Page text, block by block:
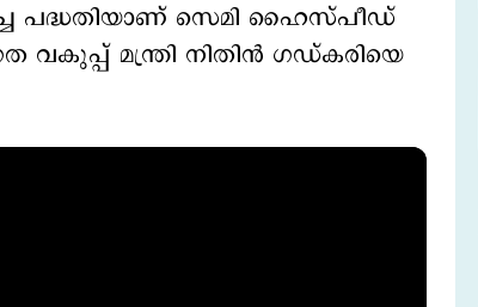
പദ്ധതിയാണ് സെമി ഹൈസ്പീഡ്
വകുപ്പ് മന്ത്രി നിതിന്‍ ഗഡ്കരിയെ